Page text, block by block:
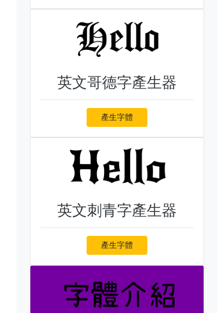
英文哥德字產生器
產生字體
英文刺青字產生器
產生字體